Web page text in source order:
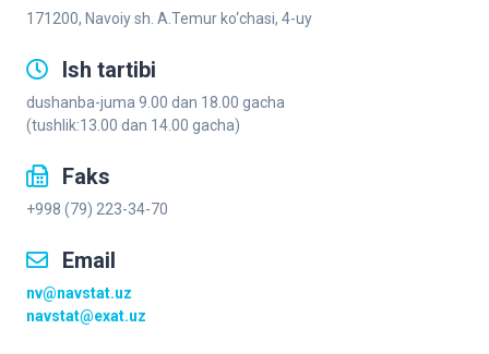
171200, Navoiy sh. A.Temur ko‘chаsi, 4-uy
Ish tartibi
dushanba-juma 9.00 dan 18.00 gacha
(tushlik:13.00 dan 14.00 gacha)
Faks
+998 (79) 223-34-70
Email
nv@navstat.uz
navstat@exat.uz